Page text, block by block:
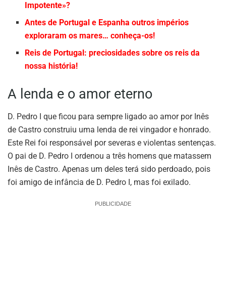
Impotente»?
Antes de Portugal e Espanha outros impérios
exploraram os mares… conheça-os!
Reis de Portugal: preciosidades sobre os reis da
nossa história!
A lenda e o amor eterno
D. Pedro I que ficou para sempre ligado ao amor por Inês
de Castro construiu uma lenda de rei vingador e honrado.
Este Rei foi responsável por severas e violentas sentenças.
O pai de D. Pedro I ordenou a três homens que matassem
Inês de Castro. Apenas um deles terá sido perdoado, pois
foi amigo de infância de D. Pedro I, mas foi exilado.
PUBLICIDADE